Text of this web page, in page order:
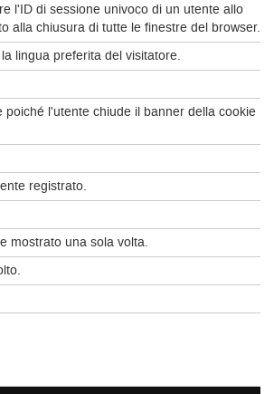
l'ID di sessione univoco di un utente allo
alla chiusura di tutte le finestre del browser.
lingua preferita del visitatore.
l'utente chiude il banner della cookie
registrato.
mostrato una sola volta.